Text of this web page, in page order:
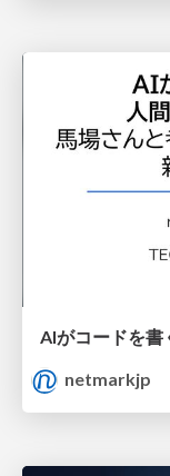
netmarkjp